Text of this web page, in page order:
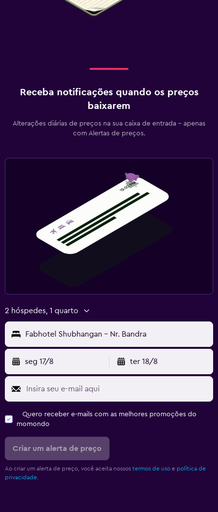
Receba notificações quando os preços
baixarem
Alterações diárias de preços na sua caixa de entrada - apenas
com Alertas de preços.
2 hóspedes, 1 quarto
Fabhotel Shubhangan - Nr. Bandra
seg 17/8 ter 18/8
Quero receber e-mails com as melhores promoções do
momondo
Criar um alerta de preço
Ao criar um alerta de preço, você aceita nossos termos de uso e política de
privacidade.